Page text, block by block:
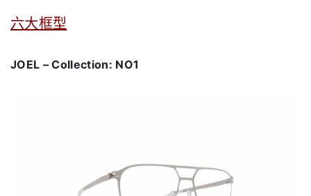
六大框型
JOEL – Collection: NO1